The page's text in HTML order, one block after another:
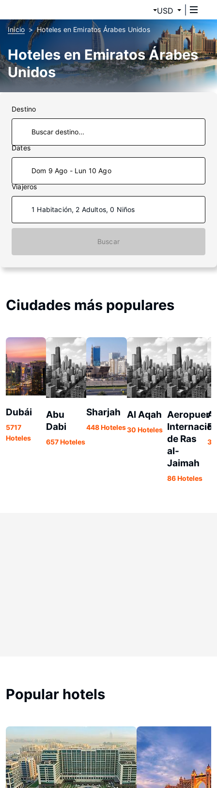
USD
Inicio Hoteles en Emiratos Árabes Unidos
Hoteles en Emiratos Árabes
Unidos
Destino
Dates
Dom 9 Ago - Lun 10 Ago
Viajeros
1 Habitación, 2 Adultos, 0 Niños
Buscar
Ciudades más populares
Dubái
5717
Hoteles
Abu
Dabi
657 Hoteles
Sharjah
448 Hoteles
Al Aqah
30 Hoteles
de Ras
al-
Jaimah
86 Hoteles
37
Popular hotels